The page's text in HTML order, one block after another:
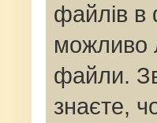
файлів в
можливо
файли.
знаєте,